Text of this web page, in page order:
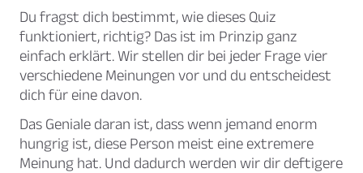
Du fragst dich bestimmt, wie dieses Quiz
funktioniert, richtig? Das ist im Prinzip ganz
einfach erklärt. Wir stellen dir bei jeder Frage vier
verschiedene Meinungen vor und du entscheidest
dich für eine davon.
Das Geniale daran ist, dass wenn jemand enorm
hungrig ist, diese Person meist eine extremere
Meinung hat. Und dadurch werden wir dir deftigere